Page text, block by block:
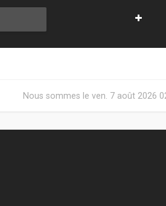
Nous sommes le ven. 7 août 2026